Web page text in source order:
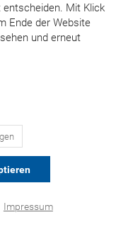
Mit Klick
Ende der Website
und erneut
Impressum